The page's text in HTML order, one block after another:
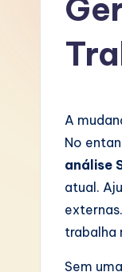
rt
A
No
análise
atual.
trabalha
Sem